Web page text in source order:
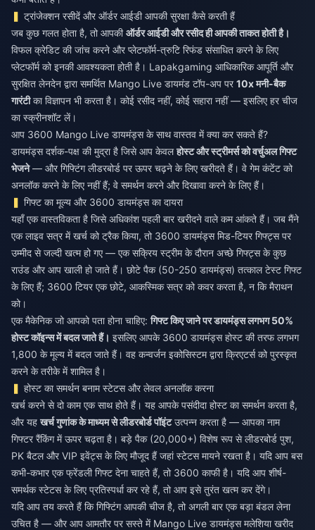
ट्रांजेक्शन रसीदें और ऑर्डर आईडी आपकी सुरक्षा कैसे करती हैं
जब कुछ गलत होता है, तो आपकीऑर्डर आईडी और रसीद ही आपकी ताकत होती है।
विफल क्रेडिट की जांच करने और प्लेटफॉर्म-त्रुटि रिफंड संसाधित करने के लिए
प्लेटफॉर्म को इनकी आवश्यकता होती है। Lapakgaming आधिकारिक आपूर्ति और
सुरक्षित लेनदेन द्वारा समर्थित Mango Live डायमंड टॉप-अप पर10x मनी-बैक
गारंटीका विज्ञापन भी करता है। कोई रसीद नहीं, कोई सहारा नहीं — इसलिए हर चीज
का स्क्रीनशॉट लें।
आप 3600 Mango Live डायमंड्स के साथ वास्तव में क्या कर सकते हैं?
डायमंड्स दर्शक-पक्ष की मुद्रा है जिसे आप केवलहोस्ट और स्ट्रीमर्स को वर्चुअल गिफ्ट
भेजने— और गिफ्टिंग लीडरबोर्ड पर ऊपर चढ़ने के लिए खरीदते हैं। वे गेम कंटेंट को
अनलॉक करने के लिए नहीं हैं; वे समर्थन करने और दिखावा करने के लिए हैं।
गिफ्ट का मूल्य और 3600 डायमंड्स का दायरा
यहाँ एक वास्तविकता है जिसे अधिकांश पहली बार खरीदने वाले कम आंकते हैं। जब मैंने
एक लाइव सत्र में खर्च को ट्रैक किया, तो 3600 डायमंड्स मिड-टियर गिफ्ट्स पर
उम्मीद से जल्दी खत्म हो गए — एक सक्रिय स्ट्रीम के दौरान अच्छे गिफ्ट्स के कुछ
राउंड और आप खाली हो जाते हैं। छोटे पैक (50-250 डायमंड्स) तत्काल टेस्ट गिफ्ट
के लिए हैं; 3600 टियर एक छोटे, आकस्मिक सत्र को कवर करता है, न कि मैराथन
को।
एक मैकेनिक जो आपको पता होना चाहिए:गिफ्ट किए जाने पर डायमंड्स लगभग 50%
होस्ट कॉइन्स में बदल जाते हैं। इसलिए आपके 3600 डायमंड्स होस्ट की तरफ लगभग
1,800 के मूल्य में बदल जाते हैं। वह कन्वर्जन इकोसिस्टम द्वारा क्रिएटर्स को पुरस्कृत
करने के तरीके में शामिल है।
होस्ट का समर्थन बनाम स्टेटस और लेवल अनलॉक करना
खर्च करने से दो काम एक साथ होते हैं। यह आपके पसंदीदा होस्ट का समर्थन करता है,
और यहखर्च गुणांक के माध्यम से लीडरबोर्ड पॉइंटउत्पन्न करता है — आपका नाम
गिफ्टर रैंकिंग में ऊपर चढ़ता है। बड़े पैक (20,000+) विशेष रूप से लीडरबोर्ड पुश,
PK बैटल और VIP इवेंट्स के लिए मौजूद हैं जहां स्टेटस मायने रखता है। यदि आप बस
कभी-कभार एक फ्रेंडली गिफ्ट देना चाहते हैं, तो 3600 काफी है। यदि आप शीर्ष-
समर्थक स्टेटस के लिए प्रतिस्पर्धा कर रहे हैं, तो आप इसे तुरंत खत्म कर देंगे।
यदि आप तय करते हैं कि गिफ्टिंग आपकी चीज है, तो अगली बार एक बड़ा बंडल लेना
उचित है — और आप आमतौर परसस्ते में Mango Live डायमंड्स मलेशिया खरीद